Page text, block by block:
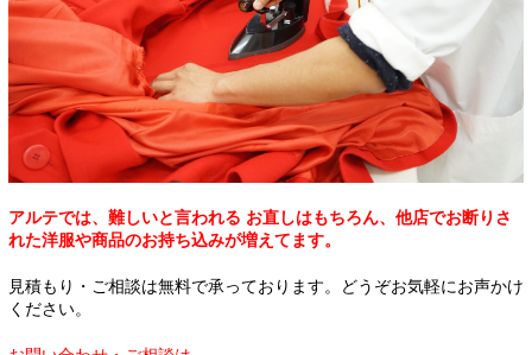
アルテでは、難しいと言われる お直しはもちろん、他店でお断りさ
れた洋服や商品のお持ち込みが増えてます。
見積もり・ご相談は無料で承っております。どうぞお気軽にお声かけ
ください。